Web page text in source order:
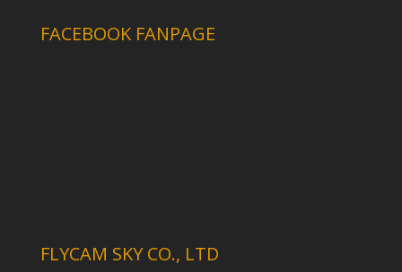
FACEBOOK FANPAGE
FLYCAM SKY CO., LTD